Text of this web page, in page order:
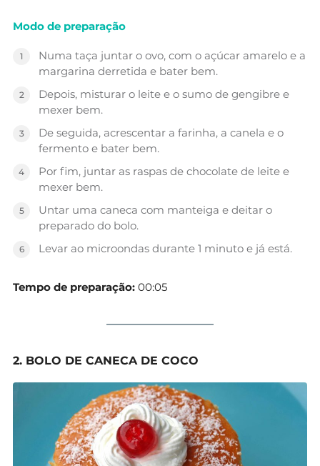
Modo de preparação
Numa taça juntar o ovo, com o açúcar amarelo e a
margarina derretida e bater bem.
Depois, misturar o leite e o sumo de gengibre e
mexer bem.
De seguida, acrescentar a farinha, a canela e o
fermento e bater bem.
Por fim, juntar as raspas de chocolate de leite e
mexer bem.
Untar uma caneca com manteiga e deitar o
preparado do bolo.
Levar ao microondas durante 1 minuto e já está.
Tempo de preparação: 00:05
2. BOLO DE CANECA DE COCO